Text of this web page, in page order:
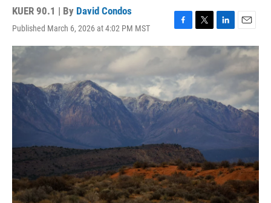
KUER 90.1 | By David Condos
Published March 6, 2026 at 4:02 PM MST
F
a
c
b
o
o
k
T
w
i
t
r
L
i
d
I
n
E
m
a
l